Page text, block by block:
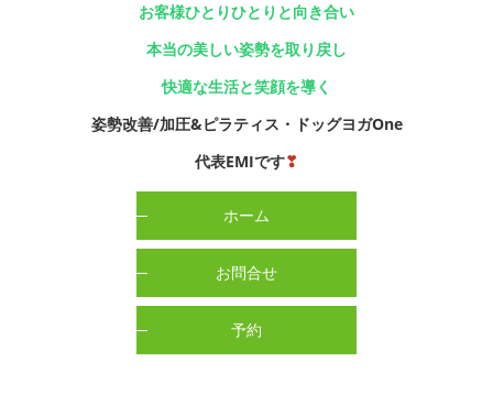
お客様ひとりひとりと向き合い
本当の美しい姿勢を取り戻し
快適な生活と笑顔を導く
姿勢改善/加圧&ピラティス・ドッグヨガOne
代表EMIです❣
ホーム
お問合せ
予約